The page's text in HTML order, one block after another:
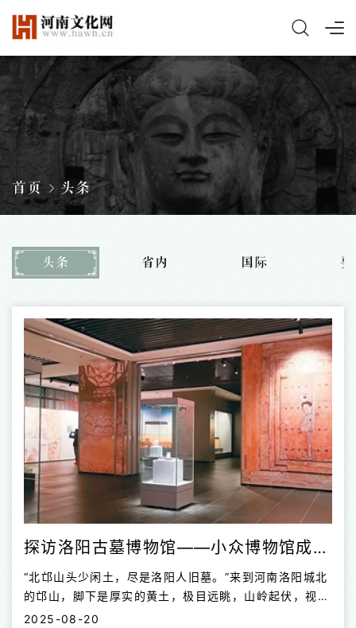
首页 头条
头条 省内 国际
探访洛阳古墓博物馆——小众博物馆成热门打卡地
“北邙山头少闲土，尽是洛阳人旧墓。”来到河南洛阳城北
的邙山，脚下是厚实的黄土，极目远眺，山岭起伏，视野
开阔。千百年来，这里墓冢迭压，是古人心中理想的归宿
2025-08-20